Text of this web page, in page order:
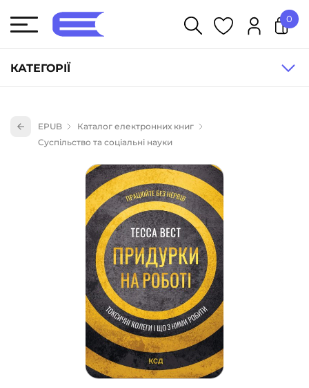
КАТЕГОРІЇ
Книги для дітей (835)
Науково-популярна література (1015)
Навчальна література та посібники (527)
Енциклопедії, довідники, словники (55)
Подарункові сертифікати (1)
0
EPUB
Каталог електронних книг
Суспільство та соціальні науки